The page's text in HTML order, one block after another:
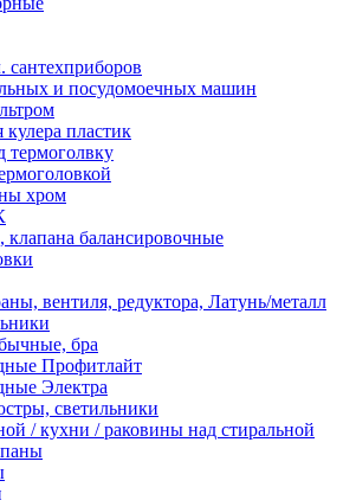
сантехприборов
и посудомоечных машин
пластик
термоголвку
хром
клапана балансировочные
вентиля, редуктора, Латунь/металл
бра
Профитлайт
Электра
светильники
/ кухни / раковины над стиральной